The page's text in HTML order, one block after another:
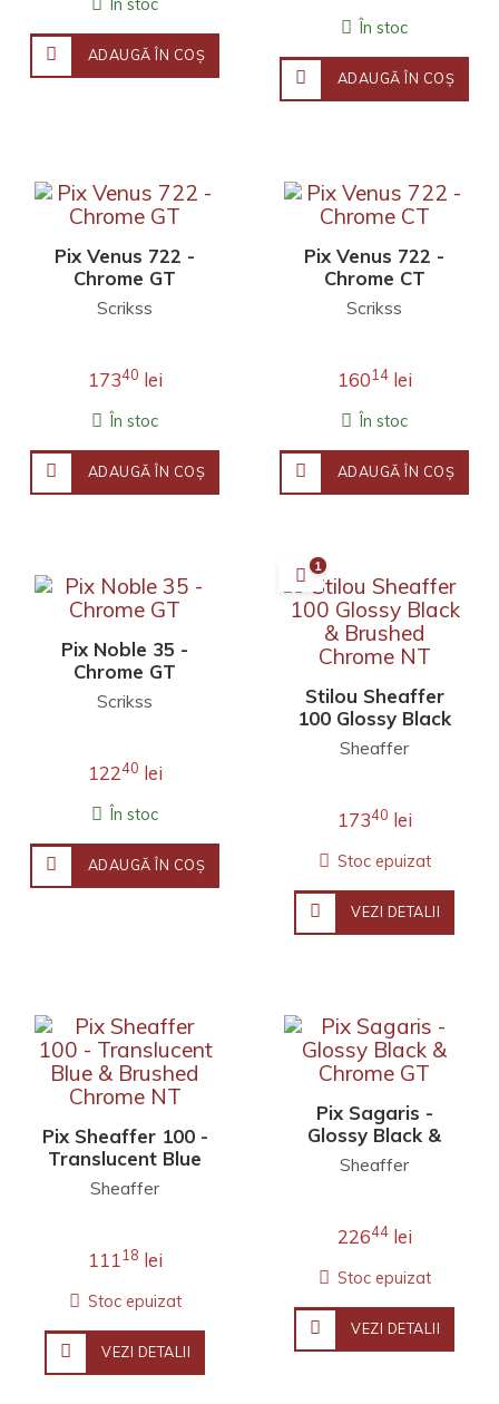
În stoc
ADAUGĂ ÎN COŞ
În stoc
ADAUGĂ ÎN COŞ
Pix Venus 722 -
Chrome GT
Scrikss
17340 lei
În stoc
ADAUGĂ ÎN COŞ
Pix Venus 722 -
Chrome CT
Scrikss
16014lei
În stoc
ADAUGĂ ÎN COŞ
Pix Noble 35 -
Chrome GT
Scrikss
12240 lei
În stoc
ADAUGĂ ÎN COŞ
1
Stilou Sheaffer
100 Glossy Black
& Brushed
Sheaffer
17340 lei
Stoc epuizat
VEZI DETALII
Pix Sheaffer 100 -
Translucent Blue
& Brushed
Sheaffer
11118 lei
Stoc epuizat
VEZI DETALII
Pix Sagaris -
Glossy Black &
Chrome GT
Sheaffer
22644lei
Stoc epuizat
VEZI DETALII